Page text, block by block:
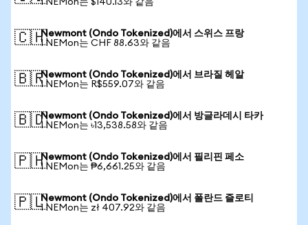
1 NEMon는 $140.13와 같음
🇨🇭Newmont (Ondo Tokenized)에서 스위스 프랑
1 NEMon는 CHF 88.63와 같음
🇧🇷Newmont (Ondo Tokenized)에서 브라질 헤알
1 NEMon는 R$559.07와 같음
🇧🇩Newmont (Ondo Tokenized)에서 방글라데시 타카
1 NEMon는 ৳13,538.58와 같음
🇵🇭Newmont (Ondo Tokenized)에서 필리핀 페소
1 NEMon는 ₱6,661.25와 같음
🇵🇱Newmont (Ondo Tokenized)에서 폴란드 즐로티
1 NEMon는 zł 407.92와 같음